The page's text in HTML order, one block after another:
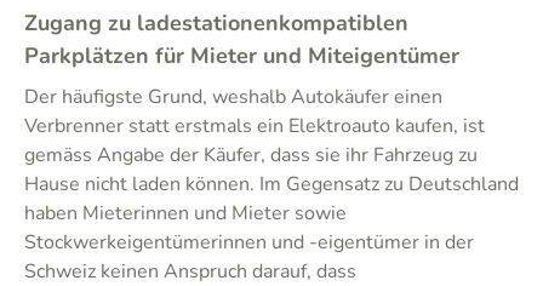
Zugang zu ladestationenkompatiblen
Parkplätzen für Mieter und Miteigentümer
Der häufigste Grund, weshalb Autokäufer einen
Verbrenner statt erstmals ein Elektroauto kaufen, ist
gemäss Angabe der Käufer, dass sie ihr Fahrzeug zu
Hause nicht laden können. Im Gegensatz zu Deutschland
haben Mieterinnen und Mieter sowie
Stockwerkeigentümerinnen und -eigentümer in der
Schweiz keinen Anspruch darauf, dass